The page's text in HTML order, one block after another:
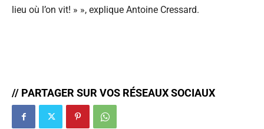
lieu où l’on vit! » », explique Antoine Cressard.
// PARTAGER SUR VOS RÉSEAUX SOCIAUX